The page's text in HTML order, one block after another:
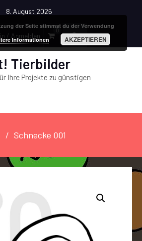
8. August 2026
/ Anmelden
0
Tierbilder
Ihre Projekte zu günstigen
Schnecke 001
der Seite stimmst du der Verwendung
Informationen AKZEPTIEREN